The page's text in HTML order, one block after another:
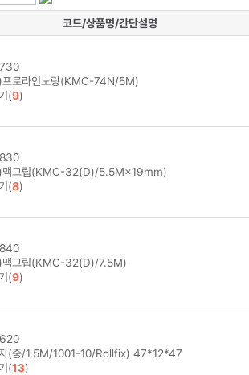
코드/상품명/간단설명
프로라인노랑(KMC-74N/5M)
(9)
맥그립(KMC-32(D)/5.5M×19mm)
(8)
맥그립(KMC-32(D)/7.5M)
(9)
(중/1.5M/1001-10/Rollfix) 47*12*47
(13)